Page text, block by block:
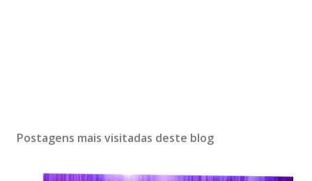
Postagens mais visitadas deste blog